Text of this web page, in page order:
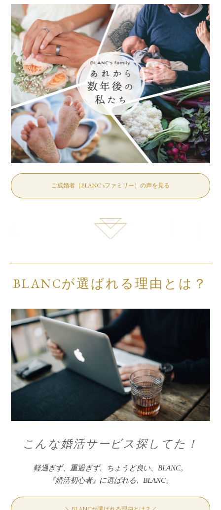
ご成婚者［BLANC'sファミリー］の声を見る
BLANCが選ばれる理由とは？
こんな婚活サービス探してた！
軽過ぎず、重過ぎず、ちょうど良い、BLANC。
『婚活初心者』に選ばれる、BLANC。